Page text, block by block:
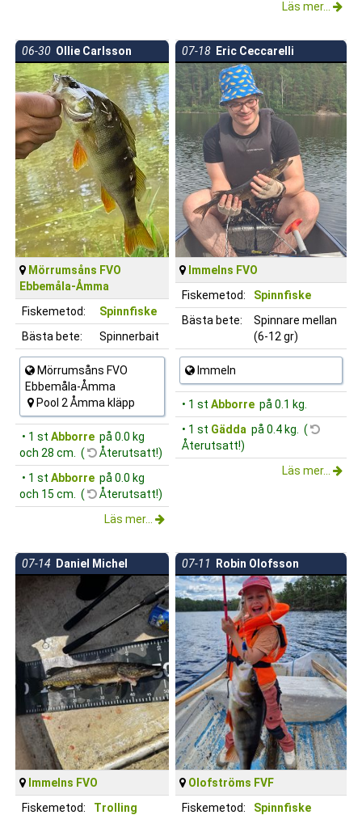
Läs mer...
06-30 Ollie Carlsson
Mörrumsåns FVO
Ebbemåla-Åmma
Fiskemetod:
Spinnfiske
Bästa bete:
Spinnerbait
Mörrumsåns FVO
Ebbemåla-Åmma
Pool 2 Åmma kläpp
• 1 st Abborre på 0.0 kg
och 28 cm. (
Återutsatt!)
• 1 st Abborre på 0.0 kg
och 15 cm. (
Återutsatt!)
Läs mer...
07-18 Eric Ceccarelli
Immelns FVO
Fiskemetod:
Spinnfiske
Bästa bete:
Spinnare mellan
(6-12 gr)
Immeln
• 1 st Abborre på 0.1 kg.
• 1 st Gädda på 0.4 kg. (
Återutsatt!)
Läs mer...
07-14 Daniel Michel
Immelns FVO
Fiskemetod:
Trolling
07-11 Robin Olofsson
Olofströms FVF
Fiskemetod:
Spinnfiske